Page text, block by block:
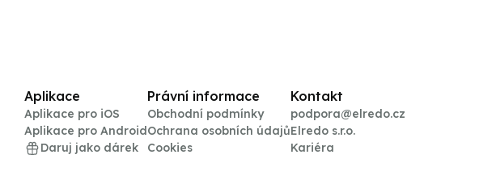
Aplikace
Aplikace pro iOS
Aplikace pro Android
Daruj jako dárek
Právní informace
Obchodní podmínky
Ochrana osobních údajů
Cookies
Kontakt
podpora@elredo.cz
Elredo s.r.o.
Kariéra